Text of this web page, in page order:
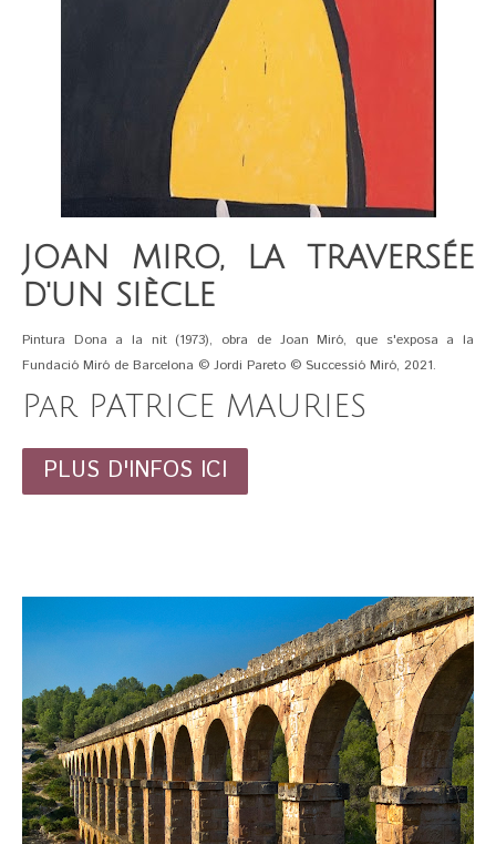
JOAN MIRO, LA TRAVERSÉE
D'UN SIÈCLE
Pintura Dona a la nit (1973), obra de Joan Miró, que s'exposa a la
Fundació Miró de Barcelona © Jordi Pareto © Successió Miró, 2021.
Par PATRICE MAURIES
PLUS D'INFOS ICI